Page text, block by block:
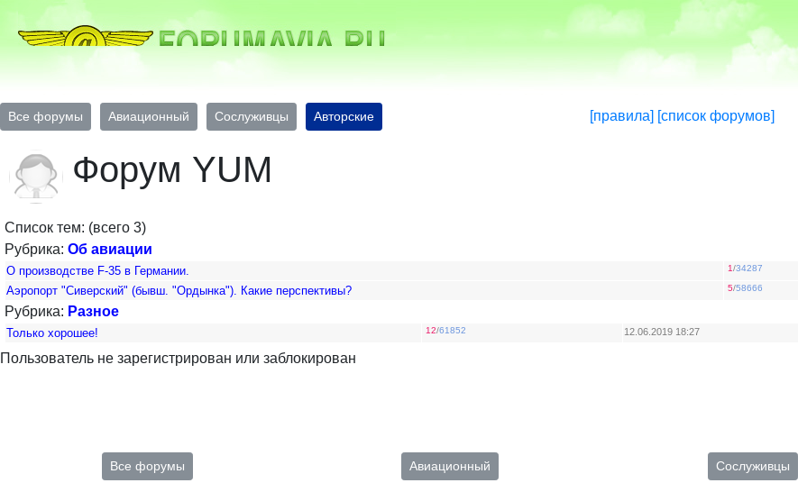
Все форумы Авиационный Сослуживцы Авторские [правила] [список форумов]
Форум YUM
Список тем: (всего 3)
Рубрика: Об авиации
О производстве F-35 в Германии. 1/34287
Аэропорт "Сиверский" (бывш. "Ордынка"). Какие перспективы? 5/58666
Рубрика: Разное
Только хорошее! 12/61852 12.06.2019 18:27
Пользователь не зарегистрирован или заблокирован
Все форумы Авиационный Сослуживцы